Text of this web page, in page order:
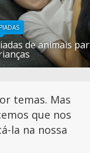
PIADAS
de animais
temas. Mas
que nos
la na nossa